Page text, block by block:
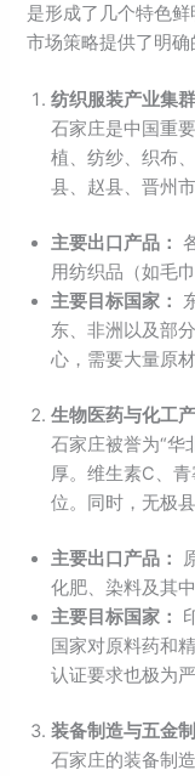
是形成了几个特色
市场策略提供了明确
纺织服装产业集群
石家庄是中国重
植、纺纱、织布
县、赵县、晋州
主要出口产品：
用纺织品（如毛
主要目标国家：
东、非洲以及部
心，需要大量原
生物医药与化工
石家庄被誉为“华
厚。维生素C、
位。同时，无极
主要出口产品：
化肥、染料及其中
主要目标国家：
国家对原料药和
认证要求也极为严
装备制造与五金
石家庄的装备制